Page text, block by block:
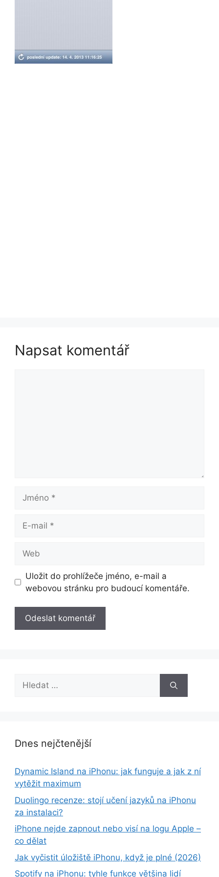
Napsat komentář
Jméno
mail
Uložit do prohlížeče jméno, e-mail a
webovou stránku pro budoucí komentáře.
Hledat:
Dnes nejčtenější
Dynamic Island na iPhonu: jak funguje a jak z ní
vytěžit maximum
Duolingo recenze: stojí učení jazyků na iPhonu
za instalaci?
iPhone nejde zapnout nebo visí na logu Apple –
co dělat
Jak vyčistit úložiště iPhonu, když je plné (2026)
Spotify na iPhonu: tyhle funkce většina lidí